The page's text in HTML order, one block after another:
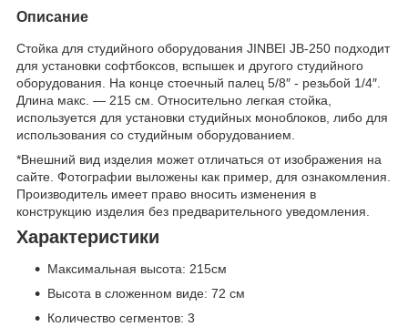
Описание
Стойка для студийного оборудования JINBEI JB-250 подходит
для установки софтбоксов, вспышек и другого студийного
оборудования. На конце стоечный палец 5/8″ - резьбой 1/4″.
Длина макс. — 215 см. Относительно легкая стойка,
используется для установки студийных моноблоков, либо для
использования со студийным оборудованием.
*Внешний вид изделия может отличаться от изображения на
сайте. Фотографии выложены как пример, для ознакомления.
Производитель имеет право вносить изменения в
конструкцию изделия без предварительного уведомления.
Характеристики
Максимальная высота: 215см
Высота в сложенном виде: 72 см
Количество сегментов: 3